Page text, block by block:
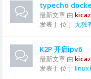
typecho
最新文章 由 kicaz
发表于 位于无独
K2P 开启ipv6
最新文章 由 kicaz
发表于 位于linux